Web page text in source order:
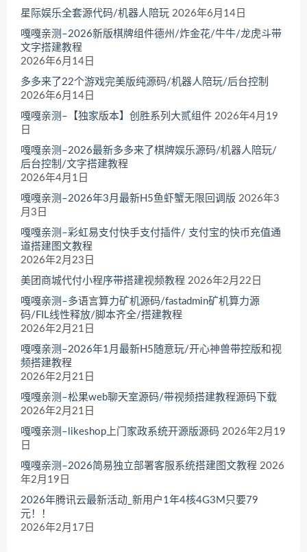
星际娱乐全套源代码/机器人陪玩 2026年6月14日
嘎嘎亲测–2026新版棋牌组件德州/炸金花/牛牛/龙虎斗带
文字搭建教程
2026年6月14日
多多来了22个游戏完美版纯源码/机器人陪玩/后台控制
2026年6月14日
嘎嘎亲测–【独家版本】创胜系列大贰组件 2026年4月19
日
嘎嘎亲测–2026最新多多来了棋牌娱乐源码/机器人陪玩/
后台控制/文字搭建教程
2026年4月1日
嘎嘎亲测–2026年3月最新H5鱼虾蟹无限回调版 2026年3
月3日
嘎嘎亲测–彩虹易支付快手支付插件/ 支付宝的快币充值通
道搭建图文教程
2026年2月23日
美团商城代付小程序带搭建视频教程 2026年2月22日
嘎嘎亲测–多语言算力矿机源码/fastadmin矿机算力源
码/FIL线性释放/脚本齐全/搭建教程
2026年2月21日
嘎嘎亲测–2026年1月最新H5随意玩/开心神兽带控版和视
频搭建教程
2026年2月21日
嘎嘎亲测–松果web聊天室源码/带视频搭建教程源码下载
2026年2月21日
嘎嘎亲测–likeshop上门家政系统开源版源码 2026年2月19
日
嘎嘎亲测–2026简易独立部署客服系统搭建图文教程 2026
年2月19日
2026年腾讯云最新活动_新用户1年4核4G3M只要79
元！！
2026年2月17日